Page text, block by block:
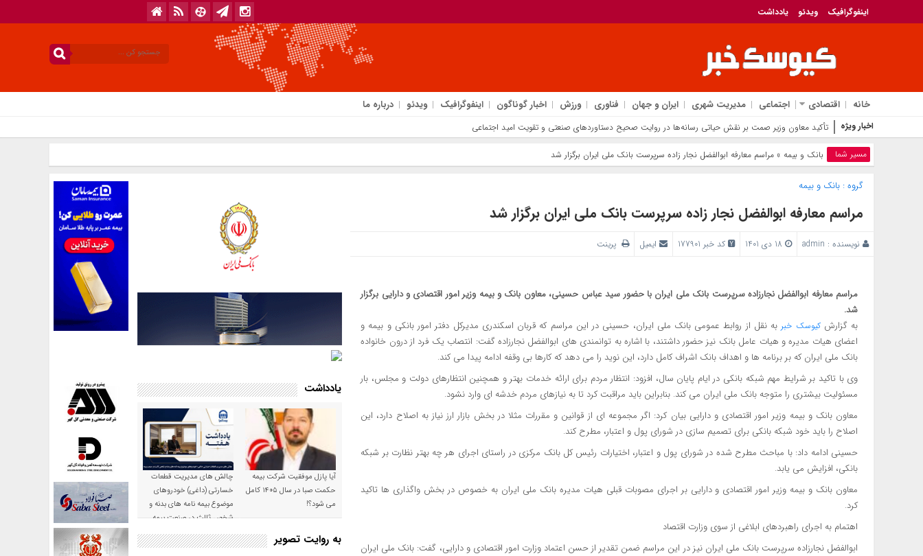
اینفوگرافیک ویدئو یادداشت
خانه اقتصادی اجتماعی مدیریت شهری ایران و جهان فناوری ورزش اخبار گوناگون اینفوگرافیک ویدئو درباره ما
اخبار ویژه تأکید معاون وزیر صمت بر نقش حیاتی رسانه‌ها در روایت صحیح دستاوردهای صنعتی و تقویت امید اجتماعی
مسیر شما بانک‌ و بیمه » مراسم معارفه ابوالفضل نجار زاده سرپرست بانک ملی ایران برگزار شد
گروه :بانک‌ و بیمه
مراسم معارفه ابوالفضل نجار زاده سرپرست بانک ملی ایران برگزار شد
نویسنده : admin کد خبر 177901 ایمیل پرینت
مراسم معارفه ابوالفضل نجارزاده سرپرست بانک ملی ایران با حضور سید عباس حسینی، معاون بانک و بیمه وزیر امور اقتصادی و دارایی برگزار
شد.
به گزارشکیوسک خبر به نقل از روابط عمومی بانک ملی ایران، حسینی در این مراسم که قربان اسکندری مدیرکل دفتر امور بانکی و بیمه و
اعضای هیات مدیره و هیات عامل بانک نیز حضور داشتند، با اشاره به توانمندی های ابوالفضل نجارزاده گفت: انتصاب یک فرد از درون خانواده
بانک ملی ایران که بر برنامه ها و اهداف بانک اشراف کامل دارد، این نوید را می دهد که کارها بی وقفه ادامه پیدا می کند.
وی با تاکید بر شرایط مهم شبکه بانکی در ایام پایان سال، افزود: انتظار مردم برای ارائه خدمات بهتر و همچنین انتظارهای دولت و مجلس، بار
مسئولیت بیشتری را متوجه بانک ملی ایران می کند. بنابراین باید مراقبت کرد تا به نیازهای مردم خدشه ای وارد نشود.
معاون بانک و بیمه وزیر امور اقتصادی و دارایی بیان کرد: اگر مجموعه ای از قوانین و مقررات مثلا در بخش بازار ارز نیاز به اصلاح دارد، این
اصلاح را باید خود شبکه بانکی برای تصمیم سازی در شورای پول و اعتبار، مطرح کند.
حسینی ادامه داد: با مباحث مطرح شده در شورای پول و اعتبار، اختیارات رئیس کل بانک مرکزی در راستای اجرای هر چه بهتر نظارت بر شبکه
بانکی، افزایش می یابد.
معاون بانک و بیمه وزیر امور اقتصادی و دارایی بر اجرای مصوبات قبلی هیات مدیره بانک ملی ایران به خصوص در بخش واگذاری ها تاکید
کرد.
اهتمام به اجرای راهبردهای ابلاغی از سوی وزارت اقتصاد
ابوالفضل نجارزاده سرپرست بانک ملی ایران نیز در این مراسم ضمن تقدیر از حسن اعتماد وزارت امور اقتصادی و دارایی، گفت: بانک ملی ایران
یادداشت
آیا پازل موفقیت شرکت بیمه
حکمت صبا در سال ۱۴۰۵ کامل
می شود؟!
چالش های مدیریت قطعات
خسارتی (داغی) خودروهای
موضوع بیمه نامه های بدنه و
شخص ثالث در صنعت بیمه
به روایت تصویر